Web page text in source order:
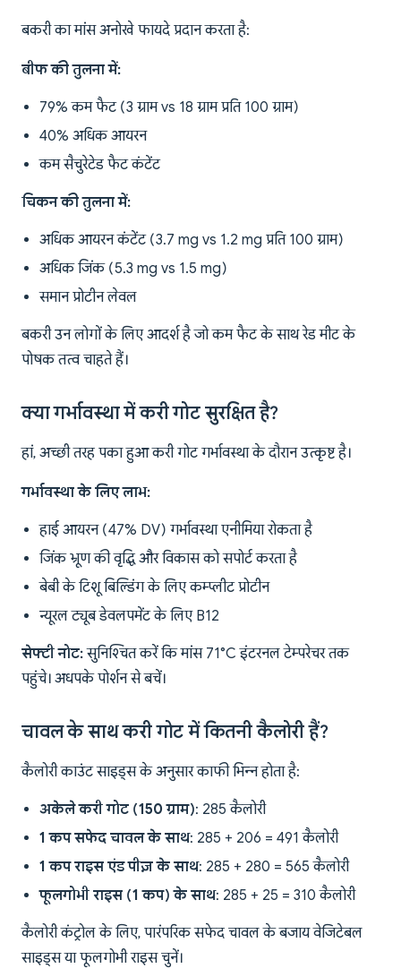
बकरी का मांस अनोखे फायदे प्रदान करता है:
बीफ की तुलना में:
79% कम फैट (3 ग्राम vs 18 ग्राम प्रति 100 ग्राम)
40% अधिक आयरन
कम सैचुरेटेड फैट कंटेंट
चिकन की तुलना में:
अधिक आयरन कंटेंट (3.7 mg vs 1.2 mg प्रति 100 ग्राम)
अधिक जिंक (5.3 mg vs 1.5 mg)
समान प्रोटीन लेवल
बकरी उन लोगों के लिए आदर्श है जो कम फैट के साथ रेड मीट के
पोषक तत्व चाहते हैं।
क्या गर्भावस्था में करी गोट सुरक्षित है?
हां, अच्छी तरह पका हुआ करी गोट गर्भावस्था के दौरान उत्कृष्ट है।
गर्भावस्था के लिए लाभ:
हाई आयरन (47% DV) गर्भावस्था एनीमिया रोकता है
जिंक भ्रूण की वृद्धि और विकास को सपोर्ट करता है
बेबी के टिशू बिल्डिंग के लिए कम्प्लीट प्रोटीन
न्यूरल ट्यूब डेवलपमेंट के लिए B12
सेफ्टी नोट:सुनिश्चित करें कि मांस 71°C इंटरनल टेम्परेचर तक
पहुंचे। अधपके पोर्शन से बचें।
चावल के साथ करी गोट में कितनी कैलोरी हैं?
कैलोरी काउंट साइड्स के अनुसार काफी भिन्न होता है:
अकेले करी गोट (150 ग्राम): 285 कैलोरी
1 कप सफेद चावल के साथ: 285 + 206 = 491 कैलोरी
1 कप राइस एंड पीज़ के साथ: 285 + 280 = 565 कैलोरी
फूलगोभी राइस (1 कप) के साथ: 285 + 25 = 310 कैलोरी
कैलोरी कंट्रोल के लिए, पारंपरिक सफेद चावल के बजाय वेजिटेबल
साइड्स या फूलगोभी राइस चुनें।